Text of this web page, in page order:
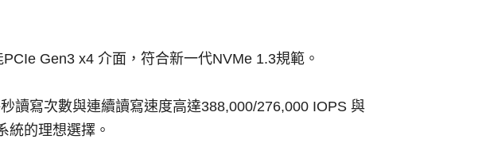
Gen3 x4 介面，符合新一代NVMe 1.3規範。
讀寫次數與連續讀寫速度高達388,000/276,000 IOPS 與
統的理想選擇。